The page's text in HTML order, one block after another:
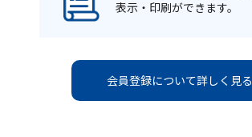
表示・印刷ができます。
会員登録について詳しく見る